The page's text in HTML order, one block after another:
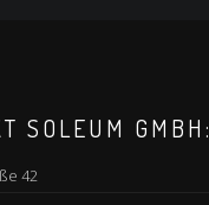
SOLEUM GMBH:
42